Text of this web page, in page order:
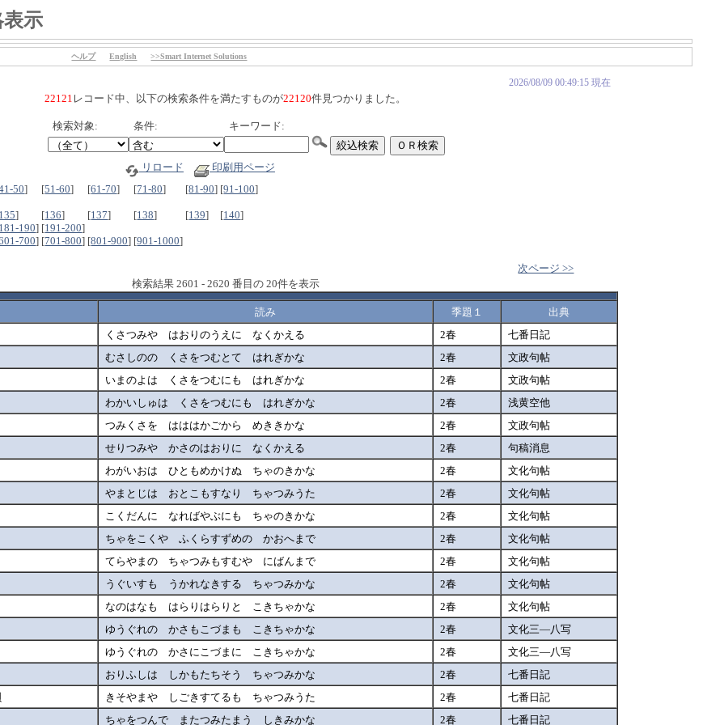
示
ヘルプ English >>Smart Internet Solutions
2026/08/09 00:49:15 現在
22121 レコード中、以下の検索条件を満たすものが22120件見つかりました。
検索対象: 条件: キーワード:
リロード
印刷用ページ
50] [51-60] [61-70] [71-80] [81-90] [91-100]
135] [136] [137] [138] [139] [140]
181-190] [191-200]
700] [701-800] [801-900] [901-1000]
次ページ >>
検索結果 2601 - 2620 番目の 20件を表示
読み 季題１
出典
くさつみや はおりのうえに なくかえる 2春
七番日記
むさしのの くさをつむとて はれぎかな 2春
文政句帖
いまのよは くさをつむにも はれぎかな 2春
文政句帖
わかいしゅは くさをつむにも はれぎかな 2春
浅黄空他
つみくさを はははかごから めききかな 2春
文政句帖
せりつみや かさのはおりに なくかえる 2春
句稿消息
わがいおは ひともめかけぬ ちゃのきかな 2春
文化句帖
やまとじは おとこもすなり ちゃつみうた 2春
文化句帖
こくだんに なればやぶにも ちゃのきかな 2春
文化句帖
ちゃをこくや ふくらすずめの かおへまで 2春
文化句帖
てらやまの ちゃつみもすむや にばんまで 2春
文化句帖
うぐいすも うかれなきする ちゃつみかな 2春
文化句帖
なのはなも はらりはらりと こきちゃかな 2春
文化句帖
ゆうぐれの かさもこづまも こきちゃかな 2春
文化三―八写
ゆうぐれの かさにこづまに こきちゃかな 2春
文化三―八写
おりふしは しかもたちそう ちゃつみかな 2春
七番日記
きそやまや しごきすてるも ちゃつみうた 2春
七番日記
ちゃをつんで またつみたまう しきみかな 2春 七番日記